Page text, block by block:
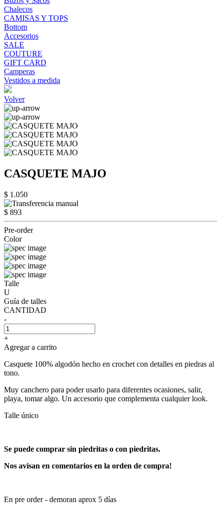
Chalecos
CAMISAS Y TOPS
Bottom
Accesorios
SALE
COUTURE
GIFT CARD
Camperas
Vestidos a medida
Volver
CASQUETE MAJO
$ 1.050
$ 893
Pre-order
Color
Talle
U
Guía de talles
CANTIDAD
-
+
Agregar a carrito
Casquete 100% algodón hecho en crochet con detalles en piedras al
tono.
Muy canchero para poder usarlo para diferentes ocasiones, salir,
playa, tomar algo. Un accesorio que complementa cualquier look.
Talle único
Se puede comprar sin piedritas o con piedritas.
Nos avisan en comentarios en la orden de compra!
En pre order - demoran aprox 5 días